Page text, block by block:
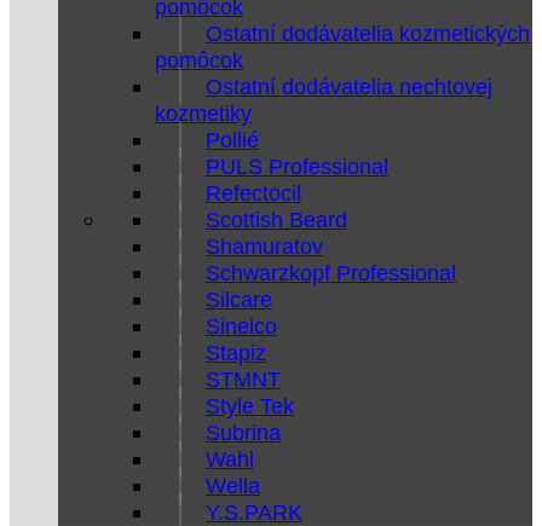
pomôcok
Ostatní dodávatelia kozmetických
pomôcok
Ostatní dodávatelia nechtovej
kozmetiky
Pollié
PULS Professional
Refectocil
Scottish Beard
Shamuratov
Schwarzkopf Professional
Silcare
Sinelco
Stapiz
STMNT
Style Tek
Subrina
Wahl
Wella
Y.S.PARK